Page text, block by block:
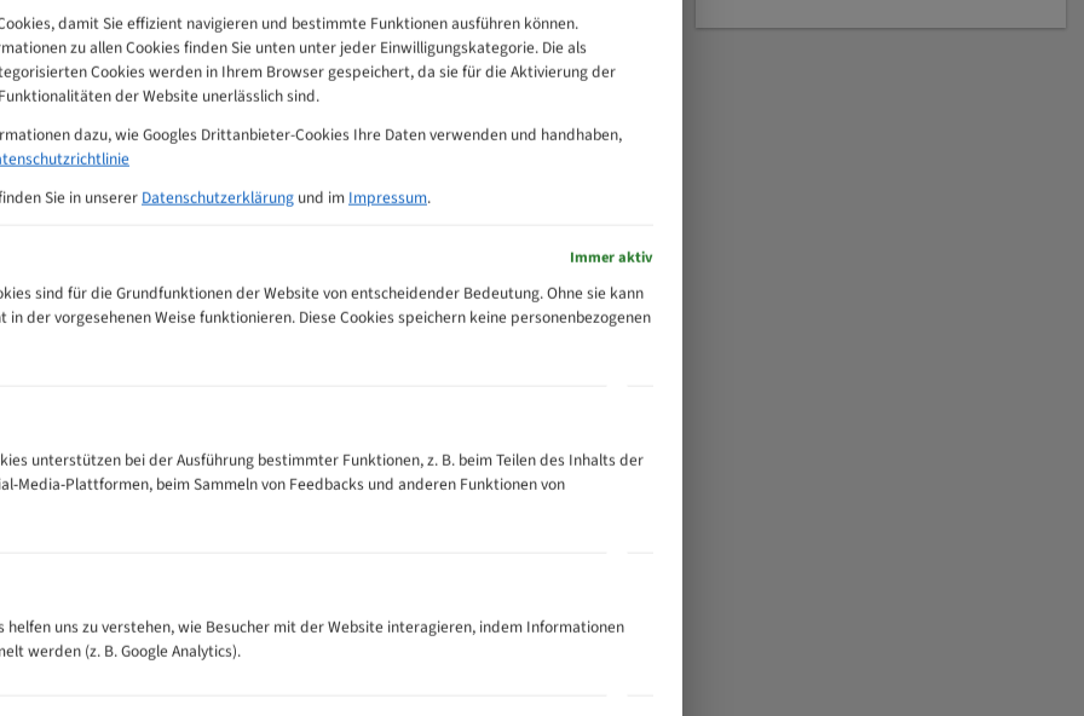
Tabelle
300
500
M (mm)
Zähne pro
Zoll (ZpZ))
damit Sie effizient navigieren und bestimmte Funktionen ausführen können.
zu allen Cookies finden Sie unten unter jeder Einwilligungskategorie. Die als
Cookies werden in Ihrem Browser gespeichert, da sie für die Aktivierung der
der Website unerlässlich sind.
dazu, wie Googles Drittanbieter-Cookies Ihre Daten verwenden und handhaben,
Sie in unserer Datenschutzerklärung und im Impressum.
Immer aktiv
sind für die Grundfunktionen der Website von entscheidender Bedeutung. Ohne sie kann
in der vorgesehenen Weise funktionieren. Diese Cookies speichern keine personenbezogenen
unterstützen bei der Ausführung bestimmter Funktionen, z. B. beim Teilen des Inhalts der
Media-Plattformen, beim Sammeln von Feedbacks und anderen Funktionen von
helfen uns zu verstehen, wie Besucher mit der Website interagieren, indem Informationen
werden (z. B. Google Analytics).